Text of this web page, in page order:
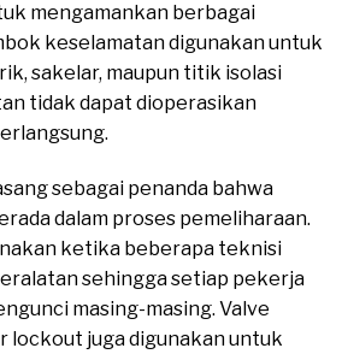
mengamankan berbagai
keselamatan digunakan untuk
sakelar, maupun titik isolasi
tidak dapat dioperasikan
sebagai penanda bahwa
dalam proses pemeliharaan.
ketika beberapa teknisi
sehingga setiap pekerja
masing-masing. Valve
lockout juga digunakan untuk